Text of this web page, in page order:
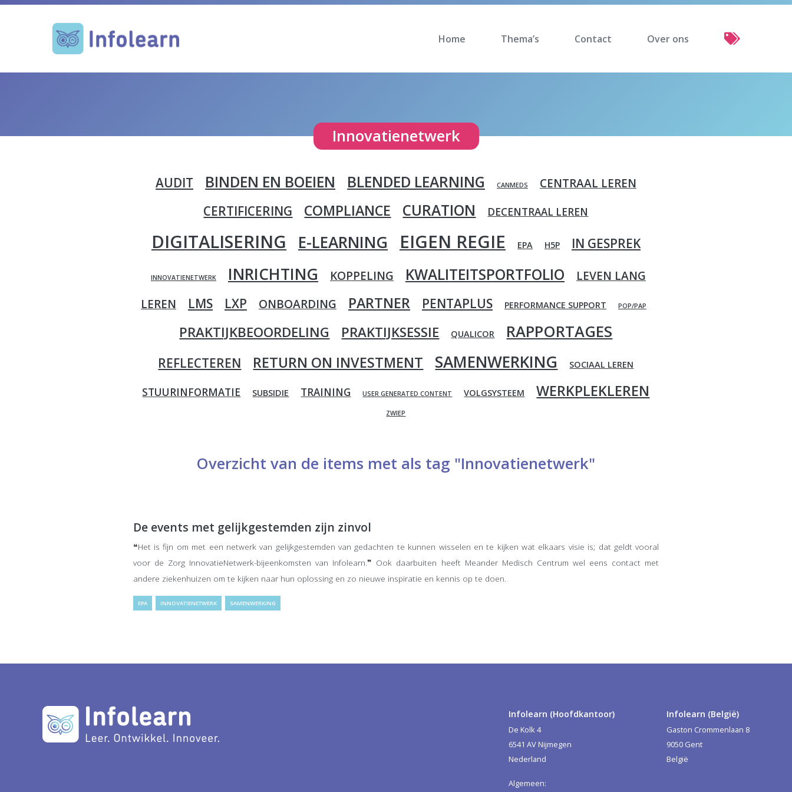
Home Thema’s Contact Over ons
Innovatienetwerk
AUDIT BINDEN EN BOEIEN BLENDED LEARNING CANMEDS CENTRAAL LEREN
CERTIFICERING COMPLIANCE CURATION DECENTRAAL LEREN
DIGITALISERING E-LEARNING EIGEN REGIE EPA H5P IN GESPREK
INNOVATIENETWERK INRICHTING KOPPELING KWALITEITSPORTFOLIO
LEVEN LANG
LEREN
LMS LXP ONBOARDING PARTNER PENTAPLUS PERFORMANCE SUPPORT POP/PAP
PRAKTIJKBEOORDELING PRAKTIJKSESSIE QUALICOR RAPPORTAGES
REFLECTEREN RETURN ON INVESTMENT SAMENWERKING SOCIAAL LEREN
STUURINFORMATIE SUBSIDIE TRAINING USER GENERATED CONTENT VOLGSYSTEEM WERKPLEKLEREN
ZWIEP
Overzicht van de items met als tag "Innovatienetwerk"
De events met gelijkgestemden zijn zinvol
❝Het is fijn om met een netwerk van gelijkgestemden van gedachten te kunnen wisselen en te kijken wat elkaars visie is; dat geldt vooral
voor de Zorg InnovatieNetwerk-bijeenkomsten van Infolearn.❞ Ook daarbuiten heeft Meander Medisch Centrum wel eens contact met
andere ziekenhuizen om te kijken naar hun oplossing en zo nieuwe inspiratie en kennis op te doen.
EPA INNOVATIENETWERK SAMENWERKING
Infolearn (Hoofdkantoor)
De Kolk 4
6541 AV Nijmegen
Nederland
Algemeen:
Infolearn (België)
Gaston Crommenlaan 8
9050 Gent
België